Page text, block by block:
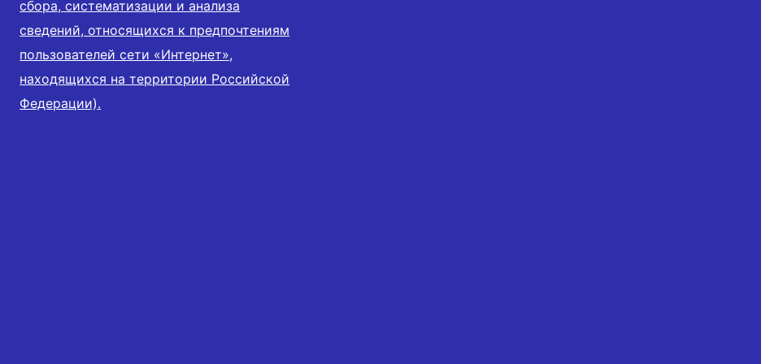
сбора, систематизации и анализа
сведений, относящихся к предпочтениям
пользователей сети «Интернет»,
находящихся на территории Российской
Федерации).